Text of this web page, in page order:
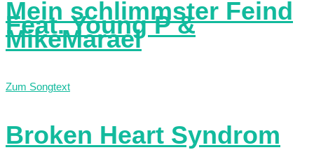
Mein schlimmster Feind
Feat. Young P &
MikeMarael
Zum Songtext
Broken Heart Syndrom